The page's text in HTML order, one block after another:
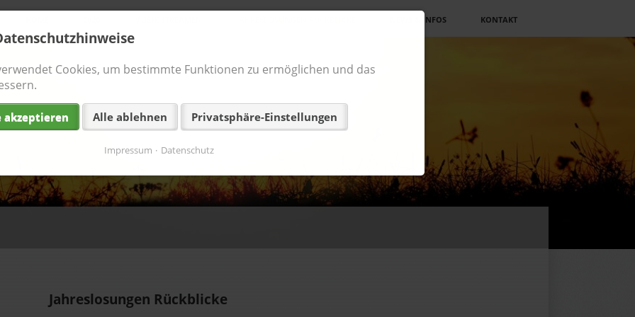
Cookies, um bestimmte Funktionen zu ermöglichen und das
akzeptieren Alle ablehnen Privatsphäre-Einstellungen
Impressum Datenschutz
NEWS & INFOS KONTAKT
Jahreslosungen Rückblicke